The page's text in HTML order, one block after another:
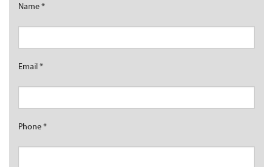
Name *
Email *
Phone *